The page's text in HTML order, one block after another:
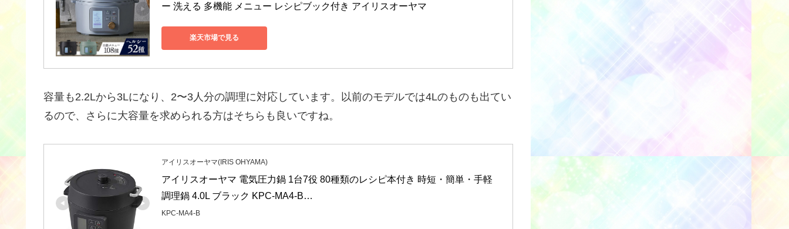
ー 洗える 多機能 メニュー レシピブック付き アイリスオーヤマ
楽天市場で見る
容量も2.2Lから3Lになり、2〜3人分の調理に対応しています。以前のモデルでは4Lのものも出てい
るので、さらに大容量を求められる方はそちらも良いですね。
アイリスオーヤマ(IRIS OHYAMA)
アイリスオーヤマ 電気圧力鍋 1台7役 80種類のレシピ本付き 時短・簡単・手軽
調理鍋 4.0L ブラック KPC-MA4-B…
KPC-MA4-B